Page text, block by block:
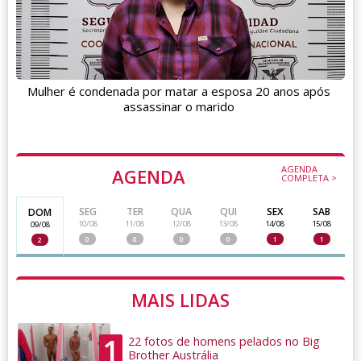
AGENDA AGENDA
COMPLETA >
DOM
09/08
2
SEG
10/08
0
TER
11/08
0
QUA
12/08
0
QUI
13/08
0
SEX
14/08
1
SAB
15/08
1
MAIS LIDAS
1
22 fotos de homens pelados no Big
Brother Austrália
Mulher é condenada por matar a esposa 20 anos após
assassinar o marido